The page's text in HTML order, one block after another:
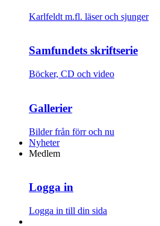
Karlfeldt m.fl. läser och sjunger
Samfundets skriftserie
Böcker, CD och video
Gallerier
Bilder från förr och nu
Nyheter
Medlem
Logga in
Logga in till din sida